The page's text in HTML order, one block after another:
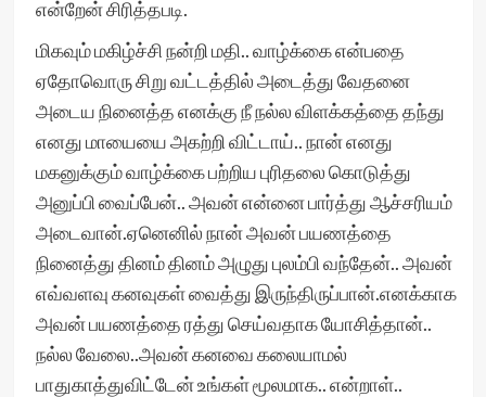
என்றேன் சிரித்தபடி.
மிகவும் மகிழ்ச்சி நன்றி மதி.. வாழ்க்கை என்பதை
ஏதோவொரு சிறு வட்டத்தில் அடைத்து வேதனை
அடைய நினைத்த எனக்கு நீ நல்ல விளக்கத்தை தந்து
எனது மாயையை அகற்றி விட்டாய்.. நான் எனது
மகனுக்கும் வாழ்க்கை பற்றிய புரிதலை கொடுத்து
அனுப்பி வைப்பேன்.. அவன் என்னை பார்த்து ஆச்சரியம்
அடைவான்.ஏனெனில் நான் அவன் பயணத்தை
நினைத்து தினம் தினம் அழுது புலம்பி வந்தேன்.. அவன்
எவ்வளவு கனவுகள் வைத்து இருந்திருப்பான்.எனக்காக
அவன் பயணத்தை ரத்து செய்வதாக யோசித்தான்..
நல்ல வேலை..அவன் கனவை கலையாமல்
பாதுகாத்துவிட்டேன் உங்கள் மூலமாக.. என்றாள்..